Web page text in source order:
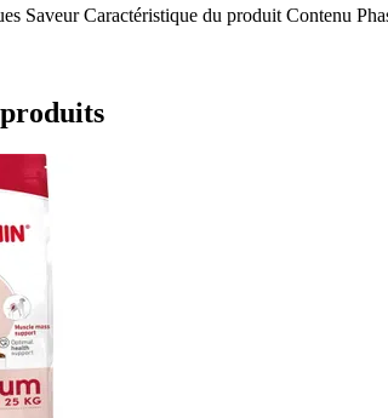
SaveurCaractéristique du produit Contenu